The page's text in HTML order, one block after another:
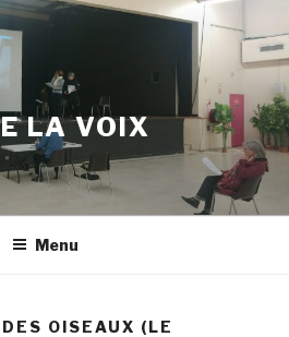
LA VOIX
Menu
OISEAUX (LE